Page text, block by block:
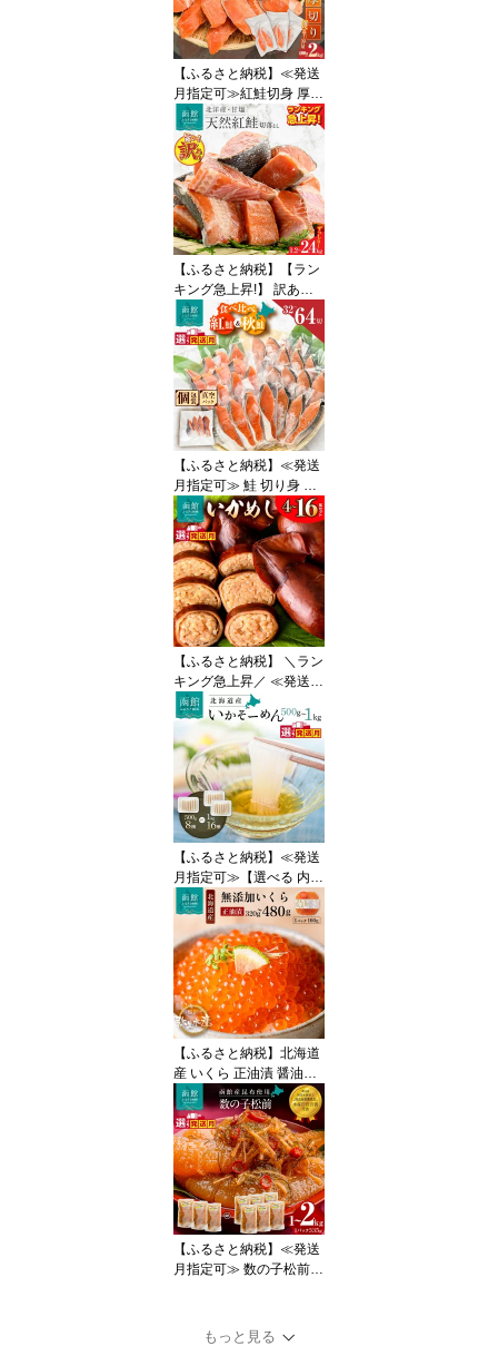
ふるさと おすすめ しゃ
ぶしゃぶ カニしゃぶ 雑
炊 焼きガニ ズワイガニ
かに 海鮮 海の幸 魚介類
冷凍
【ふるさと納税】≪発送
月指定可≫紅鮭切身 厚切
り 選べる 内容量 400g 〜
2kg 2切ずつ 個包装 小分
け 真空パック 鮮度長持
ち 新鮮 皮まで美味しい
塩加減 お弁当 魚介 海鮮
おかず 冷凍 鮭 しゃけ 切
り身 紅鮭 魚 お取り寄せ
ふるさと 北海道 函館 送
料無料
【ふるさと納税】【ラン
キング急上昇!】 訳あり
紅鮭切落し 選べる 内容
量 1.2kg 2.4kg 400g 形
不揃い 小分け 北洋産 紅
鮭 甘塩 甘塩仕立て 厚切
り 脂のり 魚介類 アレン
ジ 焼き鮭 切り身 冷凍 お
かず 和食 鮭 洋食 朝食 弁
当 ふるさと 北海道 函館
市 送料無料
【ふるさと納税】≪発送
月指定可≫ 鮭 切り身 塩
紅鮭 熟成秋鮭 2種 セット
食べ比べ 選べる 内容量 3
2切 64切 4切ずつ 小分け
便利 真空パック 紅鮭 秋
鮭 旨味 脂 おかず 焼くだ
け 焼き鮭 お茶漬け 冷凍
魚 魚介 朝食 弁当 累計寄
附件数8.5万件以上 北海
道 函館 送料無料
【ふるさと納税】 ＼ラン
キング急上昇／ ≪発送月
指定可≫ いかめし 選べ
る 内容量 4 〜 16尾 2尾
ずつ 小分け 個包装 イカ
飯 柔らか 食感 伝統製法
駅弁風 いかのふる里 常
温 レトルト 非常食 もち
米 おかず おやつ 惣菜 手
軽 湯煎 レンジ 函館市 送
料無料
【ふるさと納税】≪発送
月指定可≫【選べる 内容
量】いかそーめん いか
烏賊 魚介 冷凍 刺身 国産
500g 8柵 ～ 1kg 16柵 専
用醤油だれ付 1柵ごと ふ
るさと おすすめ 海鮮 お
刺身 グルメ お裾分け フ
ィルム包装 北海道産 函
館名物 鮮度抜群 イカ刺
し 北海道 函館市 送料無
料
【ふるさと納税】北海道
産 いくら 正油漬 醤油漬
選べる 内容量 160g × 2
パック / 3パック イクラ
の甘み 特注の醤油漬け
羅白産 昆布出汁 鮭卵 魚
卵 プチプチ食感 海鮮 小
分け 便利 使い切りサイ
ズ 海鮮丼 いくら丼 函館
朝市 お取り寄せ 北海道
函館市 送料無料
【ふるさと納税】≪発送
月指定可≫ 数の子松前
だけ 簡単 一本まるごと
数の子 函館産 真昆布 が
もっと見る